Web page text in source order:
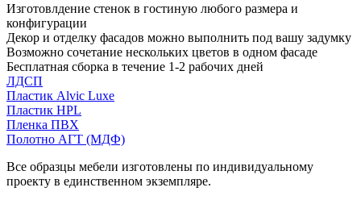
Изготовлдение стенок в гостиную любого размера и
конфигурации
Декор и отделку фасадов можно выполнить под вашу задумку
Возможно сочетание нескольких цветов в одном фасаде
Бесплатная сборка в течение 1-2 рабочих дней
ЛДСП
Пластик Alvic Luxe
Пластик HPL
Пленка ПВХ
Полотно АГТ (МДФ)
Все образцы мебели изготовлены по индивидуальному
проекту в единственном экземпляре.